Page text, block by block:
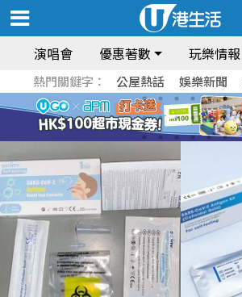
演唱會 優惠著數 玩樂情報
熱門關鍵字： 公屋熱話 娛樂新聞